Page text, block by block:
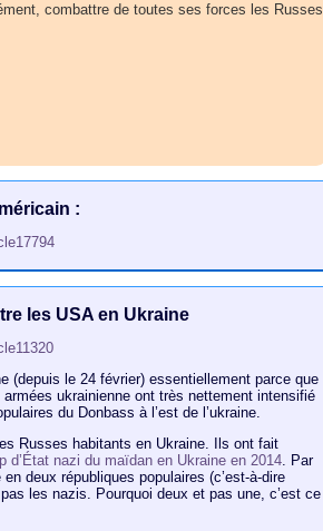
combattre de toutes ses forces les Russes
:
les USA en Ukraine
(depuis le 24 février) essentiellement parce que
armées ukrainienne ont très nettement intensifié
du Donbass à l’est de l’ukraine.
Russes habitants en Ukraine. Ils ont fait
d’État nazi du maïdan en Ukraine en 2014 . Par
deux républiques populaires (c’est-à-dire
les nazis. Pourquoi deux et pas une, c’est ce